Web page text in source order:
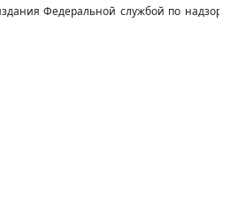
Федеральной службой по